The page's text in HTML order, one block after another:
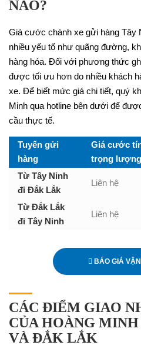
NÀO?
Giá cước chành xe gửi hàng Tây
nhiều yếu tố như quãng đường,
hàng hóa. Đối với phương thức
được tối ưu hơn do nhiều khách
xe. Để biết mức giá chi tiết, quý
Minh qua hotline bên dưới để
cầu thực tế.
Tuyến gửi
hàng
Giá cước
trọng lượng
Từ Tây Ninh
đi Đắk Lắk
Liên hệ
Từ Đắk Lắk
đi Tây Ninh
Liên hệ
BÁO GIÁ
CÁC ĐIỂM GIAO
CỦA HOÀNG
VÀ ĐẮK LẮK